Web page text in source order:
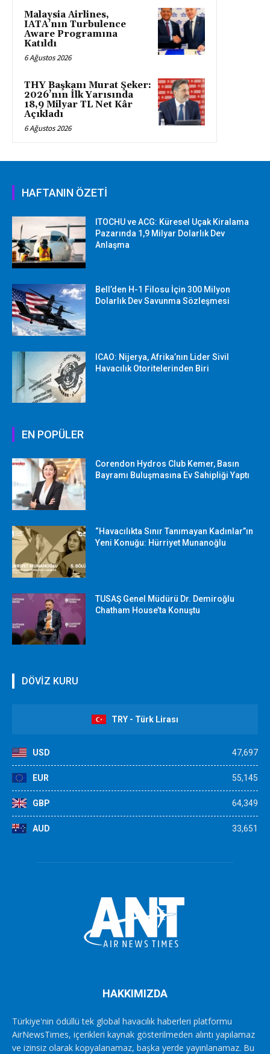
Malaysia Airlines,
IATA’nın Turbulence
Aware Programına
Katıldı
6 Ağustos 2026
THY Başkanı Murat Şeker:
2026’nın İlk Yarısında
18,9 Milyar TL Net Kâr
Açıkladı
6 Ağustos 2026
HAFTANIN ÖZETİ
ITOCHU ve ACG: Küresel Uçak Kiralama
Pazarında 1,9 Milyar Dolarlık Dev
Anlaşma
Bell’den H-1 Filosu İçin 300 Milyon
Dolarlık Dev Savunma Sözleşmesi
ICAO: Nijerya, Afrika’nın Lider Sivil
Havacılık Otoritelerinden Biri
EN POPÜLER
Corendon Hydros Club Kemer, Basın
Bayramı Buluşmasına Ev Sahipliği Yaptı
“Havacılıkta Sınır Tanımayan Kadınlar”ın
Yeni Konuğu: Hürriyet Munanoğlu
TUSAŞ Genel Müdürü Dr. Demiroğlu
Chatham House’ta Konuştu
DÖVİZ KURU
TRY - Türk Lirası
USD 47,697
EUR 55,145
GBP 64,349
AUD 33,651
HAKKIMIZDA
Türkiye'nin ödüllü tek global havacılık haberleri platformu
AirNewsTimes, içerikleri kaynak gösterilmeden alıntı yapılamaz
ve izinsiz olarak kopyalanamaz, başka yerde yayınlanamaz. Bu